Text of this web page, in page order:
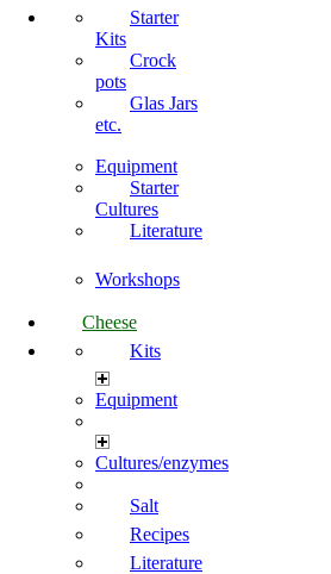
Starter
Kits
Crock
pots
Glas Jars
etc.
Equipment
Starter
Cultures
Literature
Workshops
Cheese
Kits
Equipment
Cultures/enzymes
Salt
Recipes
Literature